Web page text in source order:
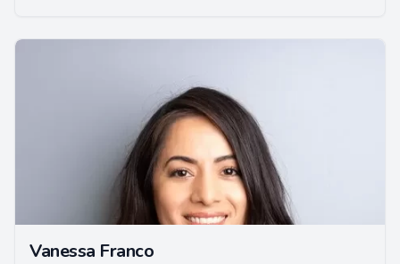
Vanessa Franco